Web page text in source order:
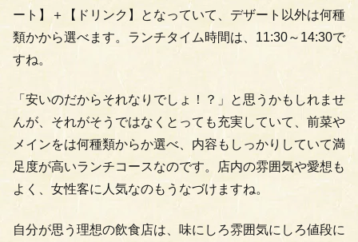
ート】＋【ドリンク】となっていて、デザート以外は何種
類かから選べます。ランチタイム時間は、11:30～14:30で
すね。
「安いのだからそれなりでしょ！？」と思うかもしれませ
んが、それがそうではなくとっても充実していて、前菜や
メインをは何種類からか選べ、内容もしっかりしていて満
足度が高いランチコースなのです。店内の雰囲気や愛想も
よく、女性客に人気なのもうなづけますね。
自分が思う理想の飲食店は、味にしろ雰囲気にしろ値段に